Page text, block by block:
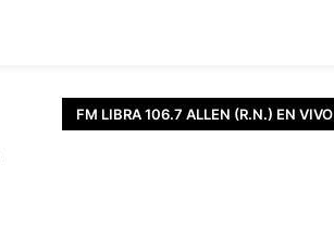
FM LIBRA 106.7 ALLEN (R.N.) EN VIVO